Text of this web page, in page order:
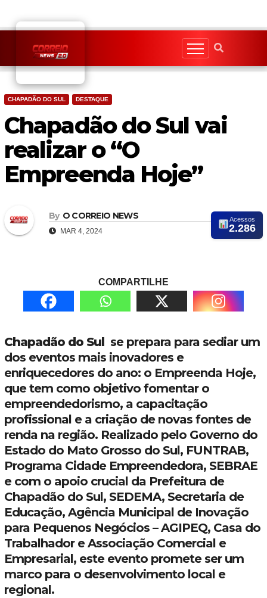
content
CHAPADÃO DO SUL DESTAQUE
Chapadão do Sul vai
realizar o “O
Empreenda Hoje”
By O CORREIO NEWS
MAR 4, 2024
Acessos
2.286
COMPARTILHE
Chapadão do Sul se prepara para sediar um
dos eventos mais inovadores e
enriquecedores do ano: o Empreenda Hoje,
que tem como objetivo fomentar o
empreendedorismo, a capacitação
profissional e a criação de novas fontes de
renda na região. Realizado pelo Governo do
Estado do Mato Grosso do Sul, FUNTRAB,
Programa Cidade Empreendedora, SEBRAE
e com o apoio crucial da Prefeitura de
Chapadão do Sul, SEDEMA, Secretaria de
Educação, Agência Municipal de Inovação
para Pequenos Negócios – AGIPEQ, Casa do
Trabalhador e Associação Comercial e
Empresarial, este evento promete ser um
marco para o desenvolvimento local e
regional.